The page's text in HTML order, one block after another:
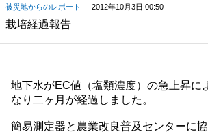
被災地からのレポート 2012年10月3日 00:50
栽培経過報告
地下水がEC値（塩類濃度）の急上昇に
なり二ヶ月が経過しました。
簡易測定器と農業改良普及センターに